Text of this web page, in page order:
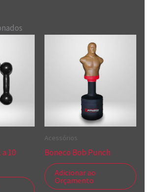
10
Acessórios
Boneco Bob Punch
Adicionar ao
Orçamento